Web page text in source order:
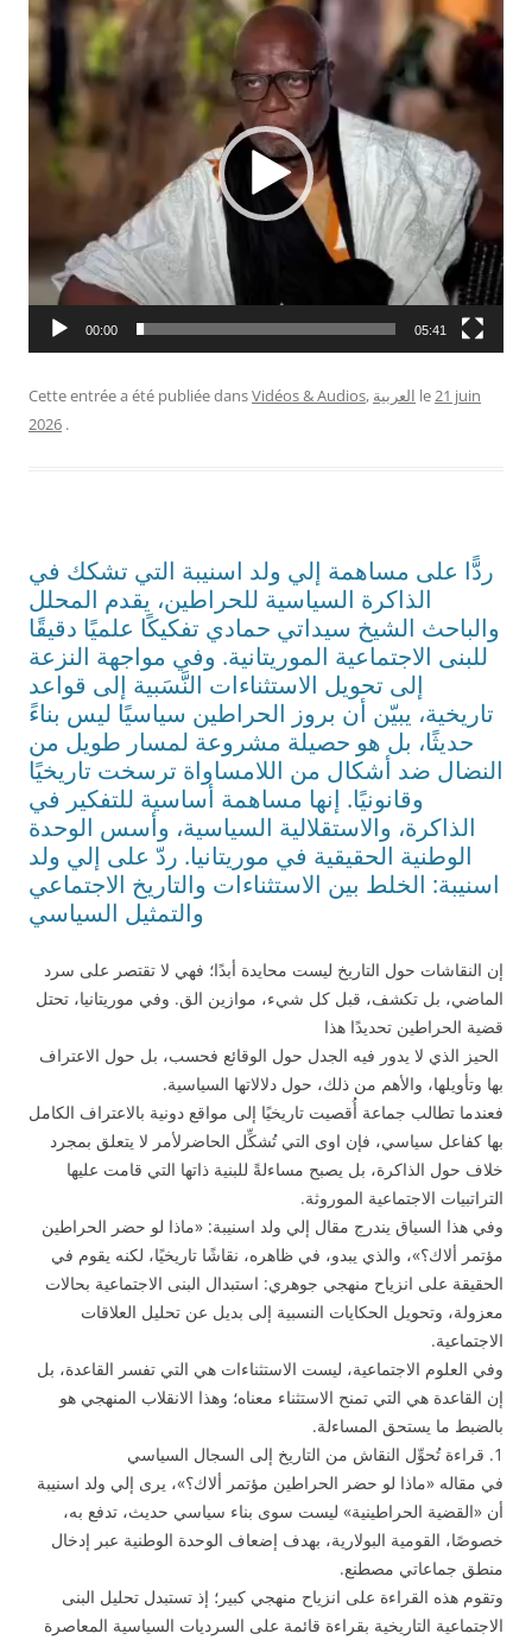
Lecteur
vidéo
00:00 05:41
Cette entrée a été publiée dansVidéos & Audios, العربية le21 juin
2026 .
ردًّا على مساهمة إلي ولد اسنيبة التي تشكك في
الذاكرة السياسية للحراطين، يقدم المحلل
والباحث الشيخ سيداتي حمادي تفكيكًا علميًا دقيقًا
للبنى الاجتماعية الموريتانية. وفي مواجهة النزعة
إلى تحويل الاستثناءات النَّسَبية إلى قواعد
تاريخية، يبيّن أن بروز الحراطين سياسيًا ليس بناءً
حديثًا، بل هو حصيلة مشروعة لمسار طويل من
النضال ضد أشكال من اللامساواة ترسخت تاريخيًا
وقانونيًا. إنها مساهمة أساسية للتفكير في
الذاكرة، والاستقلالية السياسية، وأسس الوحدة
الوطنية الحقيقية في موريتانيا. ردّ على إلي ولد
اسنيبة: الخلط بين الاستثناءات والتاريخ الاجتماعي
والتمثيل السياسي
إن النقاشات حول التاريخ ليست محايدة أبدًا؛ فهي لا تقتصر على سرد
الماضي، بل تكشف، قبل كل شيء، موازين الق. وفي موريتانيا، تحتل
قضية الحراطين تحديدًا هذا
الحيز الذي لا يدور فيه الجدل حول الوقائع فحسب، بل حول الاعتراف
بها وتأويلها، والأهم من ذلك، حول دلالاتها السياسية.
فعندما تطالب جماعة أُقصيت تاريخيًا إلى مواقع دونية بالاعتراف الكامل
بها كفاعل سياسي، فإن اوى التي تُشكِّل الحاضر لأمر لا يتعلق بمجرد
خلاف حول الذاكرة، بل يصبح مساءلةً للبنية ذاتها التي قامت عليها
التراتبيات الاجتماعية الموروثة.
وفي هذا السياق يندرج مقال إلي ولد اسنيبة: «ماذا لو حضر الحراطين
مؤتمر ألاك؟»، والذي يبدو، في ظاهره، نقاشًا تاريخيًا، لكنه يقوم في
الحقيقة على انزياح منهجي جوهري: استبدال البنى الاجتماعية بحالات
معزولة، وتحويل الحكايات النسبية إلى بديل عن تحليل العلاقات
الاجتماعية.
وفي العلوم الاجتماعية، ليست الاستثناءات هي التي تفسر القاعدة، بل
إن القاعدة هي التي تمنح الاستثناء معناه؛ وهذا الانقلاب المنهجي هو
بالضبط ما يستحق المساءلة.
1. قراءة تُحوِّل النقاش من التاريخ إلى السجال السياسي
في مقاله «ماذا لو حضر الحراطين مؤتمر ألاك؟»، يرى إلي ولد اسنيبة
أن «القضية الحراطينية» ليست سوى بناء سياسي حديث، تدفع به،
خصوصًا، القومية البولارية، بهدف إضعاف الوحدة الوطنية عبر إدخال
منطق جماعاتي مصطنع.
وتقوم هذه القراءة على انزياح منهجي كبير؛ إذ تستبدل تحليل البنى
الاجتماعية التاريخية بقراءة قائمة على السرديات السياسية المعاصرة